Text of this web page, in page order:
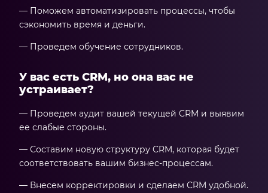
— Поможем автоматизировать процессы, чтобы
сэкономить время и деньги.
— Проведем обучение сотрудников.
У вас есть CRM, но она вас не
устраивает?
— Проведем аудит вашей текущей CRM и выявим
ее слабые стороны.
— Составим новую структуру CRM, которая будет
соответствовать вашим бизнес-процессам.
— Внесем корректировки и сделаем CRM удобной.